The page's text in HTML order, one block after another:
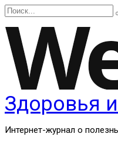
Перейти
к
содержанию
Search
for:
Здоровья
Интернет-журнал о